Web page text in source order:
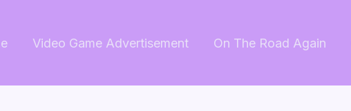
Video Game Advertisement On The Road Again